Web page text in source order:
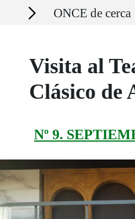
Secciones ONCE de cerca
Visita al
Clásico de
Nº 9.